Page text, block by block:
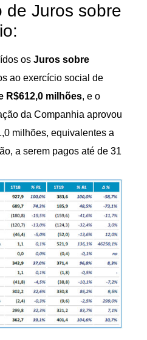
de Juros sobre
os Juros sobre
ao exercício social de
R$612,0 milhões, e o
da Companhia aprovou
milhões, equivalentes a
a serem pagos até de 31